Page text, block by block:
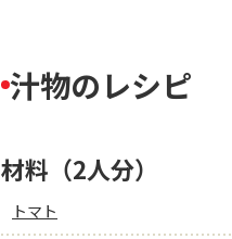
汁物のレシピ
材料（2人分）
トマト